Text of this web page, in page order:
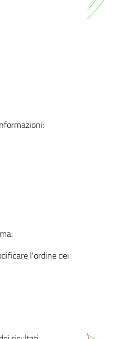
l'ordine dei